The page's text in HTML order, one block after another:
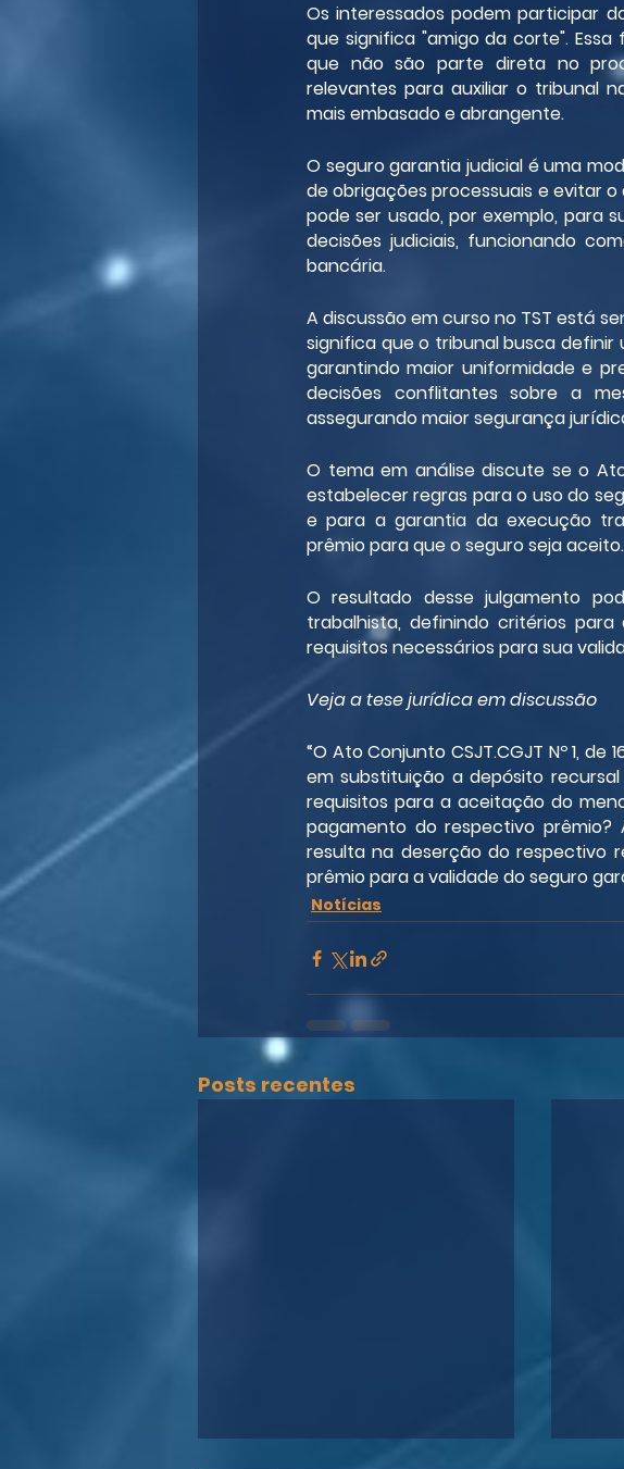
Os interessados podem participar
que significa "amigo da corte".
que não são parte direta no
relevantes para auxiliar o tribunal
mais embasado e abrangente.
O seguro garantia judicial é uma
de obrigações processuais e evitar
pode ser usado, por exemplo, para
decisões judiciais, funcionando
bancária.
A discussão em curso no TST está
significa que o tribunal busca definir
garantindo maior uniformidade e
decisões conflitantes sobre a
assegurando maior segurança
O tema em análise discute se o Ato
estabelecer regras para o uso do
e para a garantia da execução
prêmio para que o seguro seja aceito.
O resultado desse julgamento
trabalhista, definindo critérios
requisitos necessários para sua
Veja a tese jurídica em discussão
“O Ato Conjunto CSJT.CGJT Nº 1,
em substituição a depósito
requisitos para a aceitação do
pagamento do respectivo
resulta na deserção do respectivo
prêmio para a validade do seguro
Notícias
Posts recentes